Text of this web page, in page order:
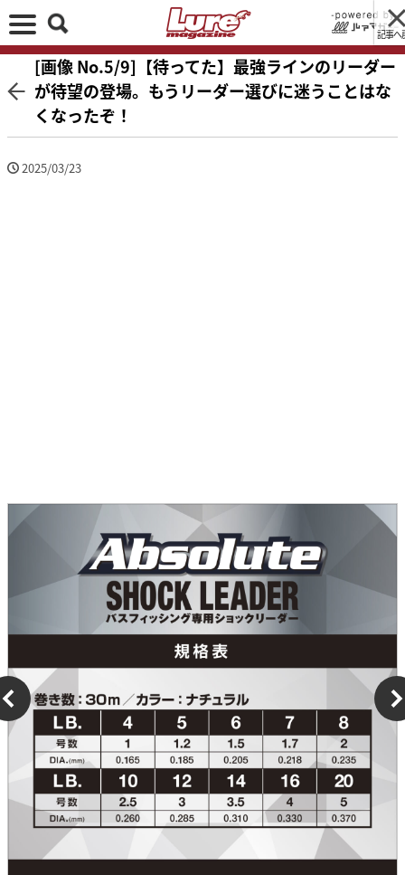
記事へ
[画像 No.5/9]【待ってた】最強ラインのリーダー
が待望の登場。もうリーダー選びに迷うことはな
くなったぞ！
2025/03/23